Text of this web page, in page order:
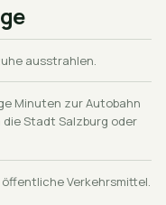
ausstrahlen.
Minuten zur Autobahn
die Stadt Salzburg oder
Verkehrsmittel.